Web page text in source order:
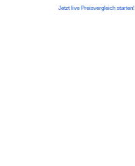
Jetzt live Preisvergleich starten!